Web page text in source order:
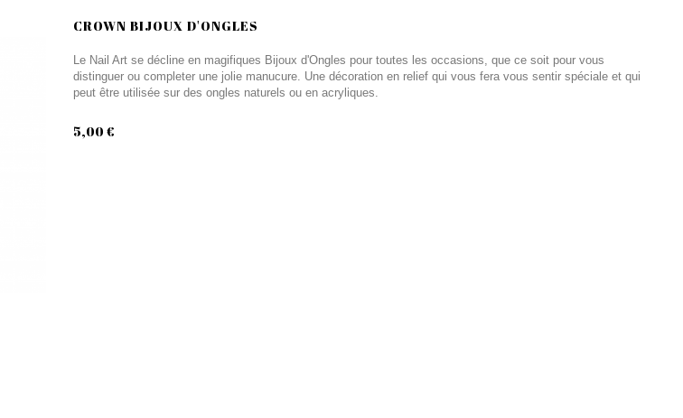
CROWN BIJOUX D'ONGLES
Le Nail Art se décline en magifiques Bijoux d'Ongles pour toutes les occasions, que ce soit pour vous
distinguer ou completer une jolie manucure. Une décoration en relief qui vous fera vous sentir spéciale et qui
peut être utilisée sur des ongles naturels ou en acryliques.
5,00 €